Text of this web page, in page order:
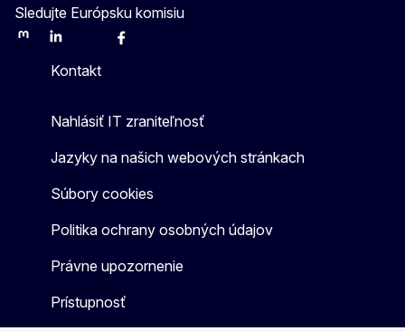
Sledujte Európsku komisiu
MastodonLinkedInBlueskyFacebook
Kontakt
Nahlásiť IT zraniteľnosť
Jazyky na našich webových stránkach
Súbory cookies
Politika ochrany osobných údajov
Právne upozornenie
Prístupnosť